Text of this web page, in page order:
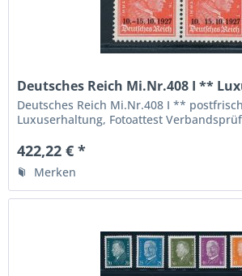
Deutsches Reich Mi.Nr.408 I **
BPP
Deutsches Reich Mi.Nr.408 I **
Luxuserhaltung, Fotoattest
hier sogar im Paar mit der Nomalmarke,...
422,22 € *
Merken